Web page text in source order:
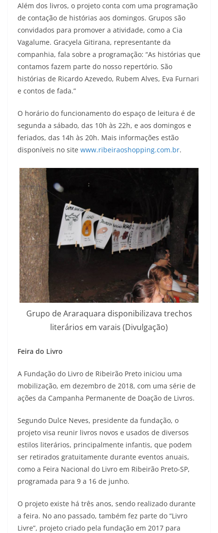
Além dos livros, o projeto conta com uma programação
de contação de histórias aos domingos. Grupos são
convidados para promover a atividade, como a Cia
Vagalume. Gracyela Gitirana, representante da
companhia, fala sobre a programação: “As histórias que
contamos fazem parte do nosso repertório. São
histórias de Ricardo Azevedo, Rubem Alves, Eva Furnari
e contos de fada.”
O horário do funcionamento do espaço de leitura é de
segunda a sábado, das 10h às 22h, e aos domingos e
feriados, das 14h às 20h. Mais informações estão
disponíveis no site www.ribeiraoshopping.com.br.
Grupo de Araraquara disponibilizava trechos
literários em varais (Divulgação)
Feira do Livro
A Fundação do Livro de Ribeirão Preto iniciou uma
mobilização, em dezembro de 2018, com uma série de
ações da Campanha Permanente de Doação de Livros.
Segundo Dulce Neves, presidente da fundação, o
projeto visa reunir livros novos e usados de diversos
estilos literários, principalmente infantis, que podem
ser retirados gratuitamente durante eventos anuais,
como a Feira Nacional do Livro em Ribeirão Preto-SP,
programada para 9 a 16 de junho.
O projeto existe há três anos, sendo realizado durante
a feira. No ano passado, também fez parte do “Livro
Livre”, projeto criado pela fundação em 2017 para